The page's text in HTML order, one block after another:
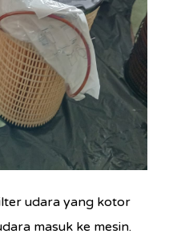
udara yang kotor
masuk ke mesin.